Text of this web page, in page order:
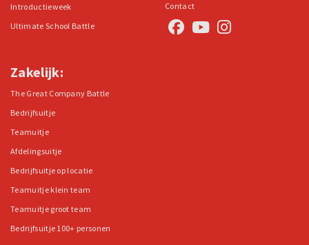
Introductieweek
Ultimate School Battle
Contact
Zakelijk:
The Great Company Battle
Bedrijfsuitje
Teamuitje
Afdelingsuitje
Bedrijfsuitje op locatie
Teamuitje klein team
Teamuitje groot team
Bedrijfsuitje 100+ personen